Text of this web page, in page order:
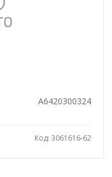
A6420300324
Код: 3061616-62